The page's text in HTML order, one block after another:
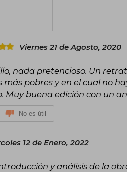
Viernes 21 de Agosto, 2020
nada pretencioso. Un
pobres y en el cual no
Muy buena edición con un
No es útil
12 de Enero, 2022
y análisis de la